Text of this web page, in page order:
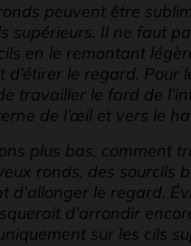
peuvent être
supérieurs. Il ne faut
en le remontant
d’étirer le regard.
travailler le fard de
de l’œil et vers le
plus bas, comment
ronds, des sourcils
d’allonger le regard.
d’arrondir
sur les cils